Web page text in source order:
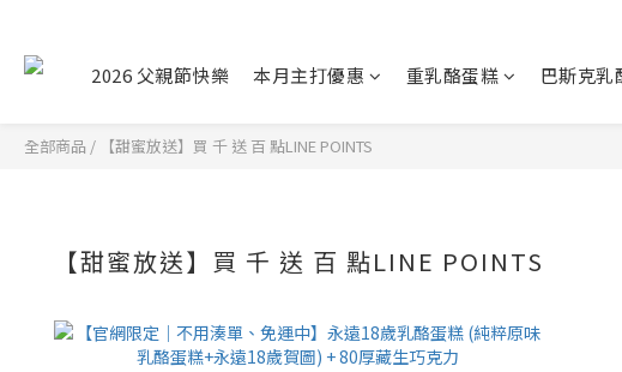
2026 父親節快樂 本月主打優惠 重乳酪蛋糕 巴斯克乳
全部商品 / 【甜蜜放送】買 千 送 百 點LINE POINTS
【甜蜜放送】買 千 送 百 點LINE POINTS